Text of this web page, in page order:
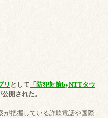
リ として 「防犯対策byNTTタウ
公開された。
が把握している詐欺電話や国際